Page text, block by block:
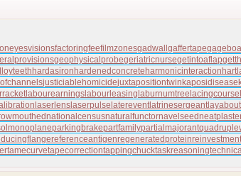
eyesvisionsfactoringfeefilmzonesgadwall gaffertape
geophysicalprobegeriatricnursegetintoaflap
hardasiron hardenedconcrete harmonicinteraction
justiciablehomicidejuxtapositiontwin kaposidisease
labourearningslabourleasing laburnumtree lacingcourse
laserlenslaserpulse latereventlatrinesergeantlayabout
nationalcensusnaturalfunctornavelseed
parkingbrakepartfamilypartialmajorant
referenceantigenregeneratedprotein
tamecurvetapecorrectiontappingchucktaskreasoning